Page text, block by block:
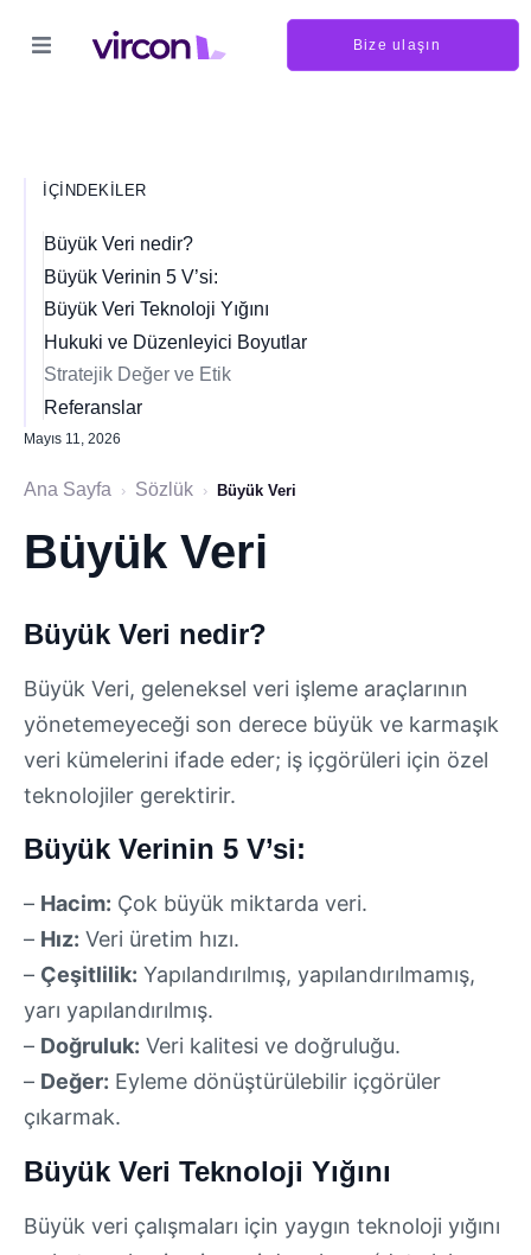
Bize ulaşın
İÇINDEKILER
Büyük Veri nedir?
Büyük Verinin 5 V’si:
Büyük Veri Teknoloji Yığını
Hukuki ve Düzenleyici Boyutlar
Stratejik Değer ve Etik
Referanslar
Mayıs 11, 2026
Ana Sayfa › Sözlük › Büyük Veri
Büyük Veri
Büyük Veri nedir?
Büyük Veri, geleneksel veri işleme araçlarının
yönetemeyeceği son derece büyük ve karmaşık
veri kümelerini ifade eder; iş içgörüleri için özel
teknolojiler gerektirir.
Büyük Verinin 5 V’si:
– Hacim: Çok büyük miktarda veri.
– Hız: Veri üretim hızı.
– Çeşitlilik: Yapılandırılmış, yapılandırılmamış,
yarı yapılandırılmış.
– Doğruluk: Veri kalitesi ve doğruluğu.
– Değer: Eyleme dönüştürülebilir içgörüler
çıkarmak.
Büyük Veri Teknoloji Yığını
Büyük veri çalışmaları için yaygın teknoloji yığını